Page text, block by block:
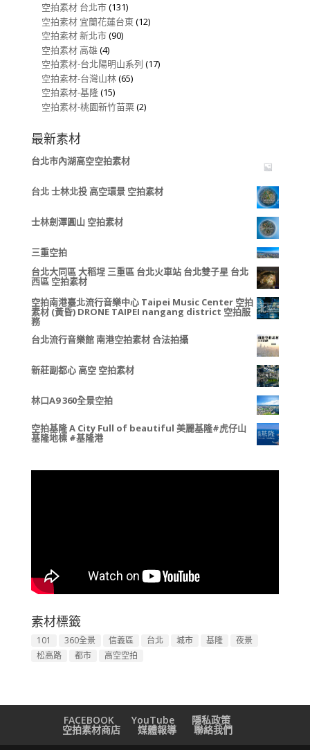
空拍素材 台北市(131)
空拍素材 宜蘭花蓮台東(12)
空拍素材 新北市(90)
空拍素材 高雄 (4)
空拍素材-台北陽明山系列 (17)
空拍素材-台灣山林(65)
空拍素材-基隆(15)
空拍素材-桃園新竹苗栗(2)
最新素材
台北市內湖高空空拍素材
台北 士林北投 高空環景 空拍素材
士林劍潭圓山 空拍素材
三重空拍
台北大同區 大稻埕 三重區 台北火車站 台北雙子星 台北
西區 空拍素材
空拍南港臺北流行音樂中心 Taipei Music Center 空拍
素材 (黃昏) DRONE TAIPEI nangang district 空拍服
務
台北流行音樂館 南港空拍素材 合法拍攝
新莊副都心 高空 空拍素材
林口A9 360全景空拍
空拍基隆 A City Full of beautiful 美麗基隆#虎仔山
基隆地標 #基隆港
素材標籤
101 360全景 信義區 台北 城市 基隆
夜景
松高路
都市 高空空拍
FACEBOOK YouTube 隱私政策
空拍素材商店 媒體報導 聯絡我們